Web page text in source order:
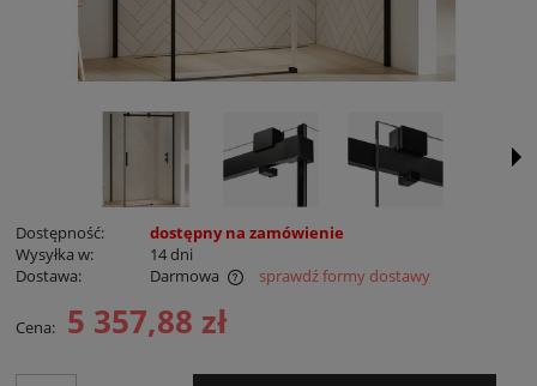
Dostępność:
dostępny na zamówienie
Wysyłka w:
14 dni
Dostawa:
Darmowa
sprawdź formy dostawy
Cena: 5 357,88 zł